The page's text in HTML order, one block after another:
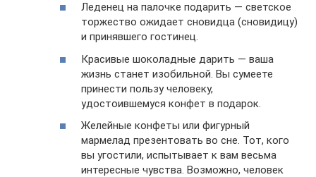
Леденец на палочке подарить — светское
торжество ожидает сновидца (сновидицу)
и принявшего гостинец.
Красивые шоколадные дарить — ваша
жизнь станет изобильной. Вы сумеете
принести пользу человеку,
удостоившемуся конфет в подарок.
Желейные конфеты или фигурный
мармелад презентовать во сне. Тот, кого
вы угостили, испытывает к вам весьма
интересные чувства. Возможно, человек